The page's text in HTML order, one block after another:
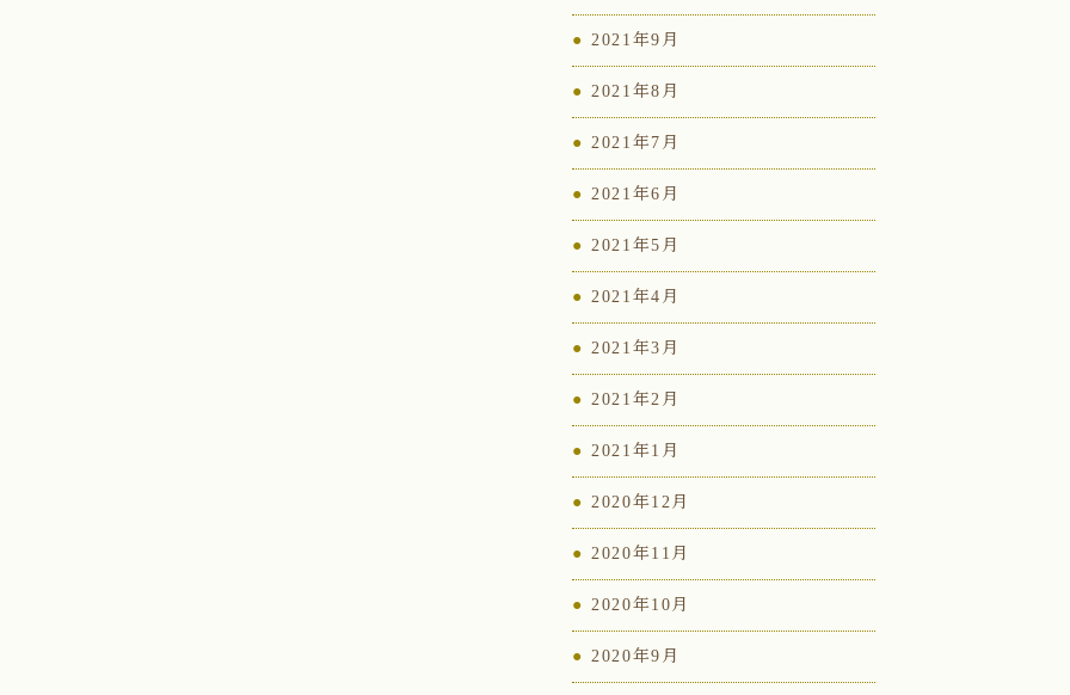
2021年9月
2021年8月
2021年7月
2021年6月
2021年5月
2021年4月
2021年3月
2021年2月
2021年1月
2020年12月
2020年11月
2020年10月
2020年9月